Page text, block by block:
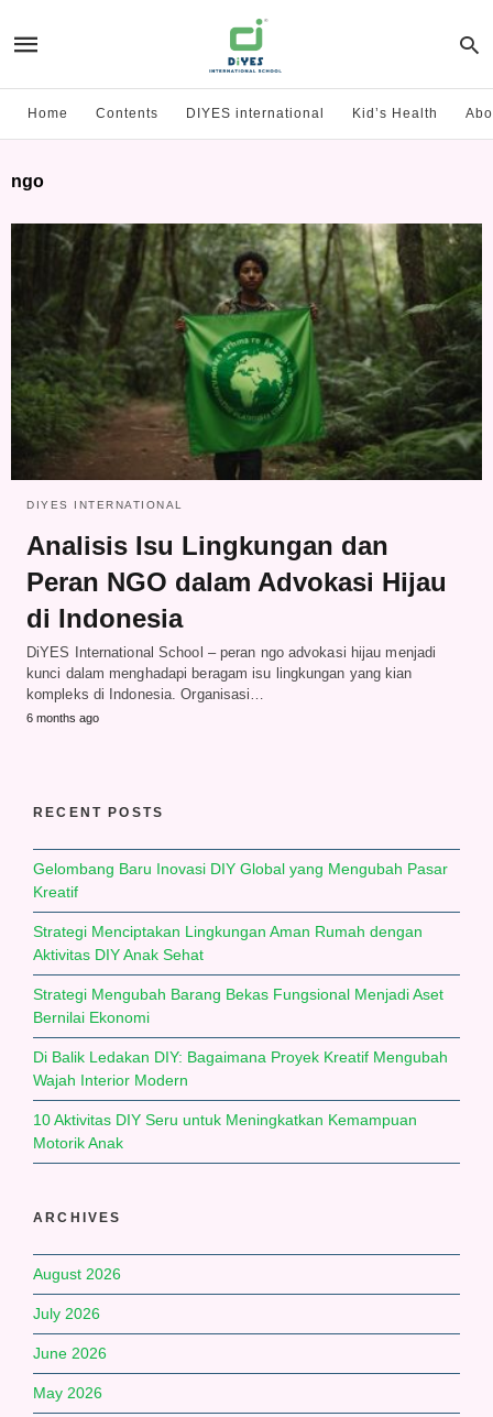
Home Contents DIYES international Kid’s Health
ngo
DIYES INTERNATIONAL
Analisis Isu Lingkungan dan
Peran NGO dalam Advokasi Hijau
di Indonesia
DiYES International School – peran ngo advokasi hijau menjadi
kunci dalam menghadapi beragam isu lingkungan yang kian
kompleks di Indonesia. Organisasi…
6 months ago
RECENT POSTS
Gelombang Baru Inovasi DIY Global yang Mengubah Pasar
Kreatif
Strategi Menciptakan Lingkungan Aman Rumah dengan
Aktivitas DIY Anak Sehat
Strategi Mengubah Barang Bekas Fungsional Menjadi Aset
Bernilai Ekonomi
Di Balik Ledakan DIY: Bagaimana Proyek Kreatif Mengubah
Wajah Interior Modern
10 Aktivitas DIY Seru untuk Meningkatkan Kemampuan
Motorik Anak
ARCHIVES
August 2026
July 2026
June 2026
May 2026